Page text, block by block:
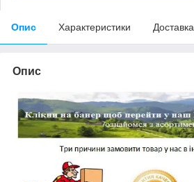
Опис Характеристики Доставка
Опис